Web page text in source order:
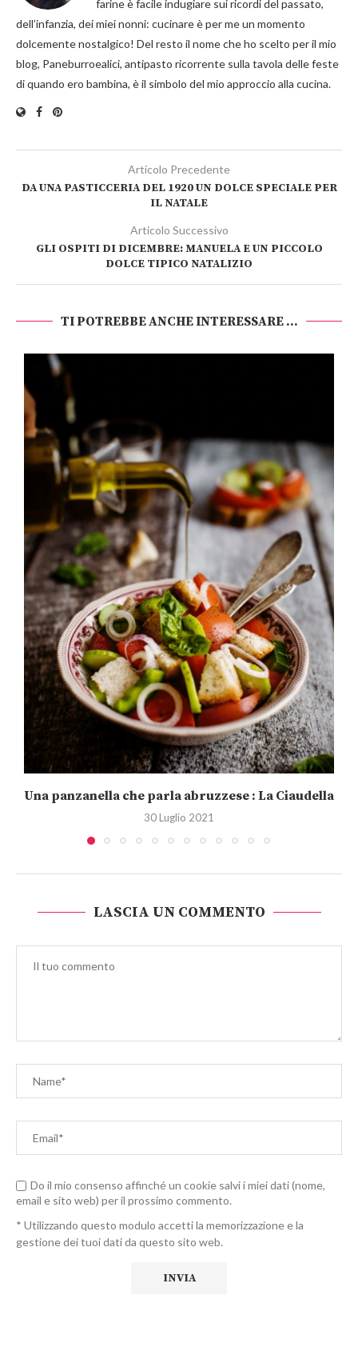
farine è facile indugiare sui ricordi del passato,
dell’infanzia, dei miei nonni: cucinare è per me un momento
dolcemente nostalgico! Del resto il nome che ho scelto per il mio
blog, Paneburroealici, antipasto ricorrente sulla tavola delle feste
di quando ero bambina, è il simbolo del mio approccio alla cucina.
Articolo Precedente
DA UNA PASTICCERIA DEL 1920 UN DOLCE SPECIALE PER
IL NATALE
Articolo Successivo
GLI OSPITI DI DICEMBRE: MANUELA E UN PICCOLO
DOLCE TIPICO NATALIZIO
TI POTREBBE ANCHE INTERESSARE ...
Una panzanella che parla abruzzese : La Ciaudella
30 Luglio 2021
LASCIA UN COMMENTO
Do il mio consenso affinché un cookie salvi i miei dati (nome,
email e sito web) per il prossimo commento.
* Utilizzando questo modulo accetti la memorizzazione e la
gestione dei tuoi dati da questo sito web.